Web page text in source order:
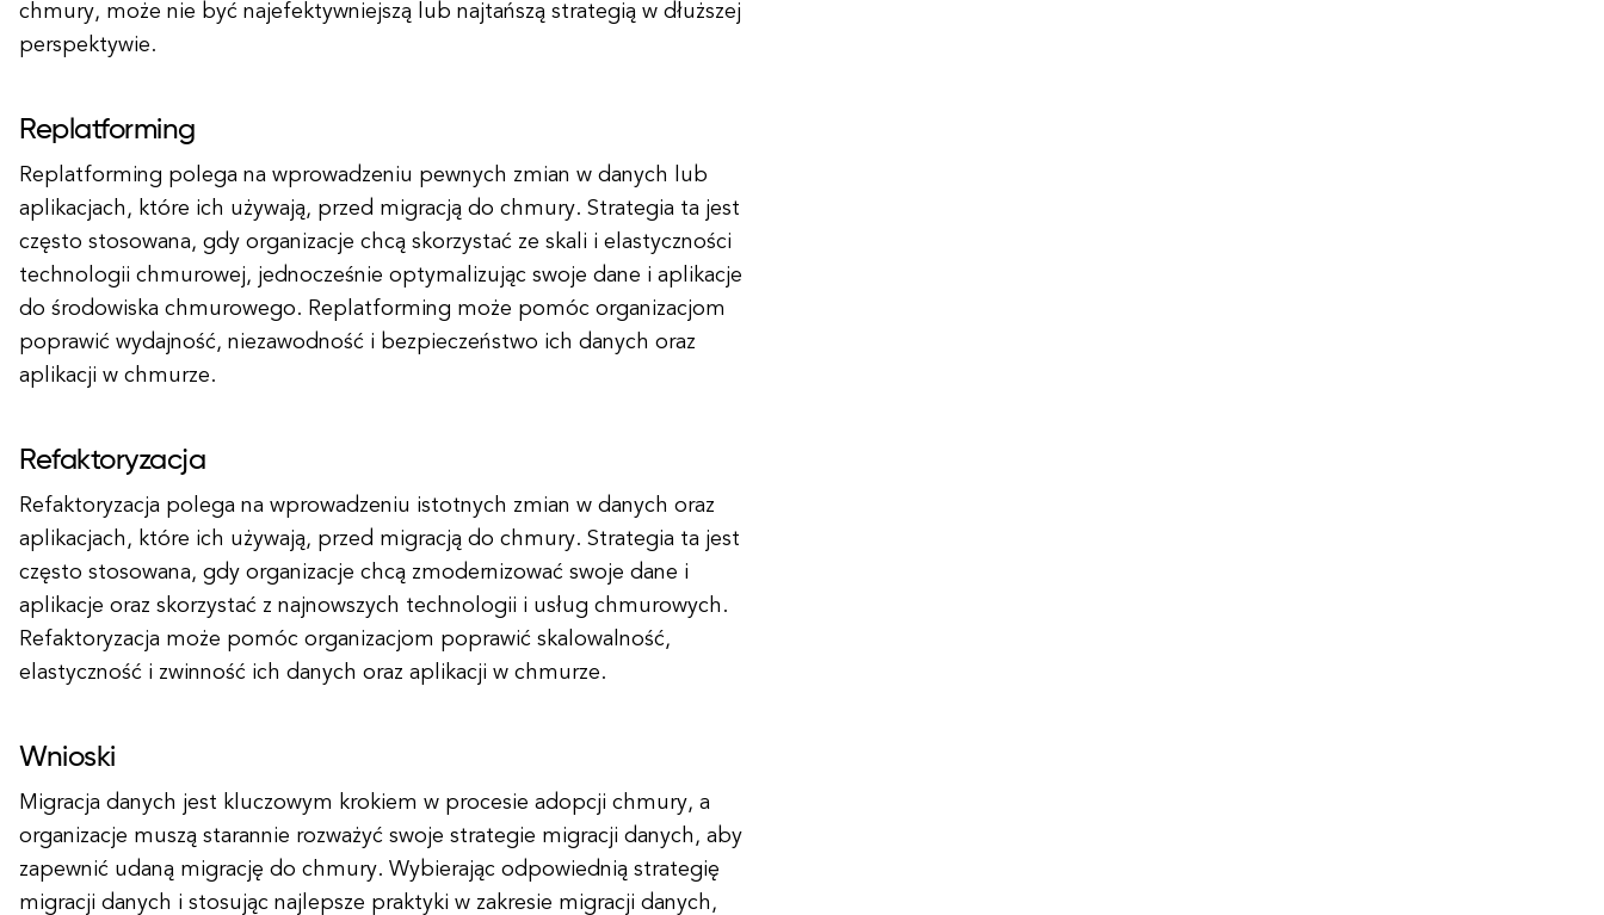
chmury, może nie być najefektywniejszą lub najtańszą strategią w dłuższej
perspektywie.
Replatforming
Replatforming polega na wprowadzeniu pewnych zmian w danych lub
aplikacjach, które ich używają, przed migracją do chmury. Strategia ta jest
często stosowana, gdy organizacje chcą skorzystać ze skali i elastyczności
technologii chmurowej, jednocześnie optymalizując swoje dane i aplikacje
do środowiska chmurowego. Replatforming może pomóc organizacjom
poprawić wydajność, niezawodność i bezpieczeństwo ich danych oraz
aplikacji w chmurze.
Refaktoryzacja
Refaktoryzacja polega na wprowadzeniu istotnych zmian w danych oraz
aplikacjach, które ich używają, przed migracją do chmury. Strategia ta jest
często stosowana, gdy organizacje chcą zmodernizować swoje dane i
aplikacje oraz skorzystać z najnowszych technologii i usług chmurowych.
Refaktoryzacja może pomóc organizacjom poprawić skalowalność,
elastyczność i zwinność ich danych oraz aplikacji w chmurze.
Wnioski
Migracja danych jest kluczowym krokiem w procesie adopcji chmury, a
organizacje muszą starannie rozważyć swoje strategie migracji danych, aby
zapewnić udaną migrację do chmury. Wybierając odpowiednią strategię
migracji danych i stosując najlepsze praktyki w zakresie migracji danych,